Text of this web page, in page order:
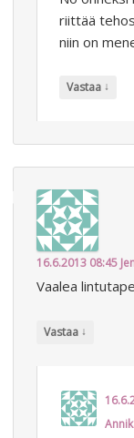
riittää
niin on
Vastaa ↓
16.6.2013 08:45
Vaalea
Vastaa ↓